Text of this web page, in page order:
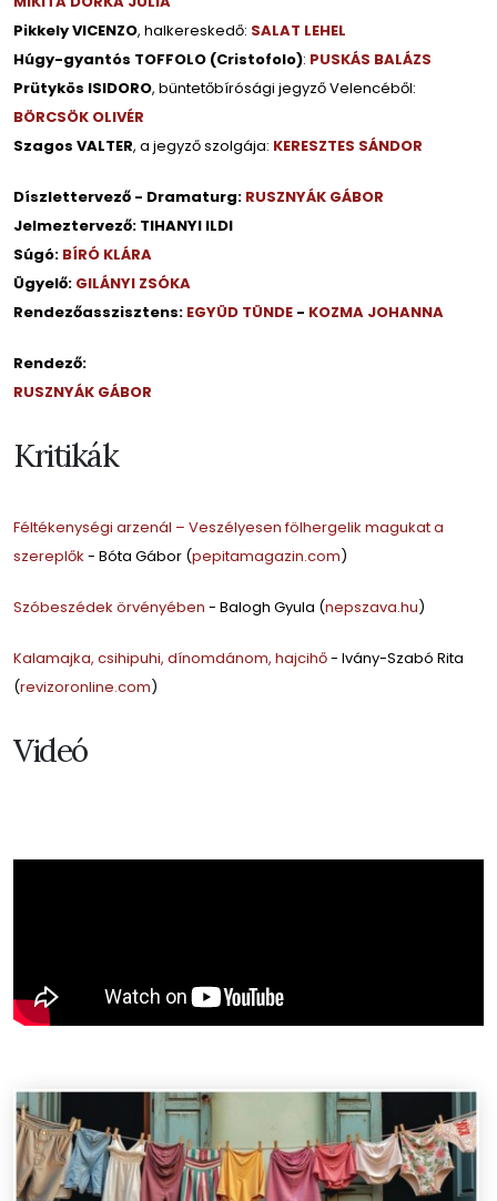
Pikkely VICENZO, halkereskedő: SALAT LEHEL
Húgy-gyantós TOFFOLO (Cristofolo): PUSKÁS BALÁZS
Prütykös ISIDORO, büntetőbírósági jegyző Velencéből:
BÖRCSÖK OLIVÉR
Szagos VALTER, a jegyző szolgája: KERESZTES SÁNDOR
Díszlettervező - Dramaturg: RUSZNYÁK GÁBOR
Jelmeztervező: TIHANYI ILDI
Súgó: BÍRÓ KLÁRA
Ügyelő: GILÁNYI ZSÓKA
Rendezőasszisztens: EGYÜD TÜNDE - KOZMA JOHANNA
Rendező:
RUSZNYÁK GÁBOR
Kritikák
Féltékenységi arzenál – Veszélyesen fölhergelik magukat a
szereplők - Bóta Gábor (pepitamagazin.com)
Szóbeszédek örvényében - Balogh Gyula (nepszava.hu)
Kalamajka, csihipuhi, dínomdánom, hajcihő- Ivány-Szabó Rita
(revizoronline.com)
Videó